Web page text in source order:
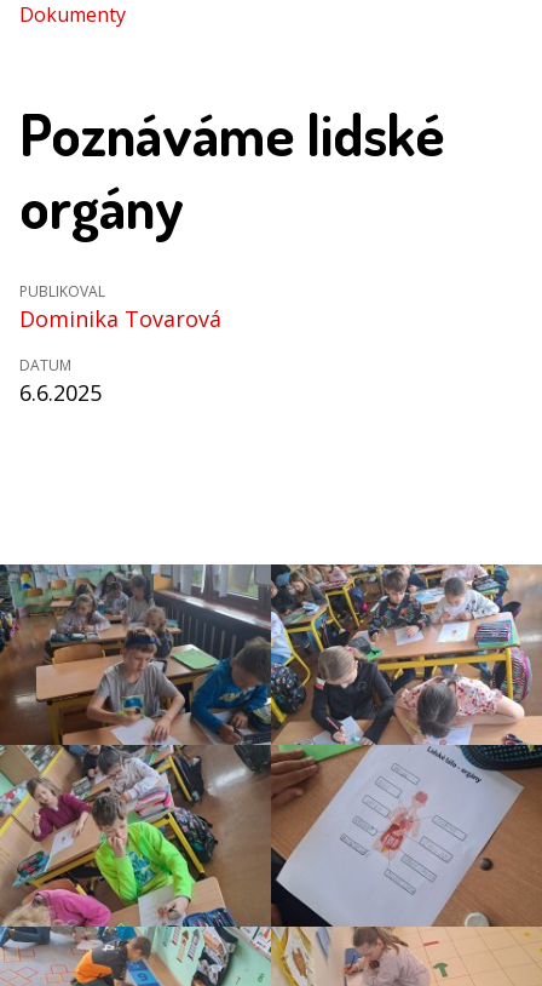
Dokumenty
Poznáváme lidské
orgány
PUBLIKOVAL
Dominika Tovarová
DATUM
6.6.2025